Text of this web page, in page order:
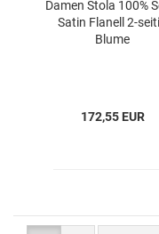
Damen Stola 100%
Satin Flanell 2-
Blume
172,55 EUR